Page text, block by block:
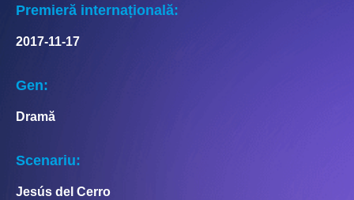
Premieră internațională:
2017-11-17
Gen:
Dramă
Scenariu:
Jesús del Cerro